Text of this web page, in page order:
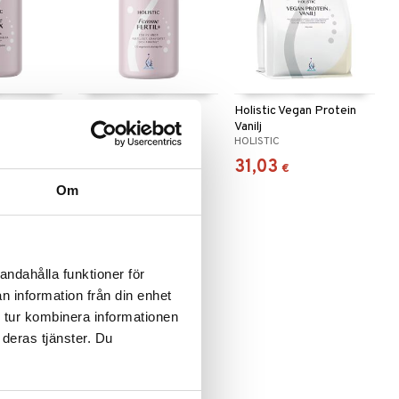
Om
funktioner för
information från din enhet
kombinera informationen
tjänster. Du
HOLISTIC
29,90 €
Holistic Vegan Protein
Vanilj
HOLISTIC
31,03 €